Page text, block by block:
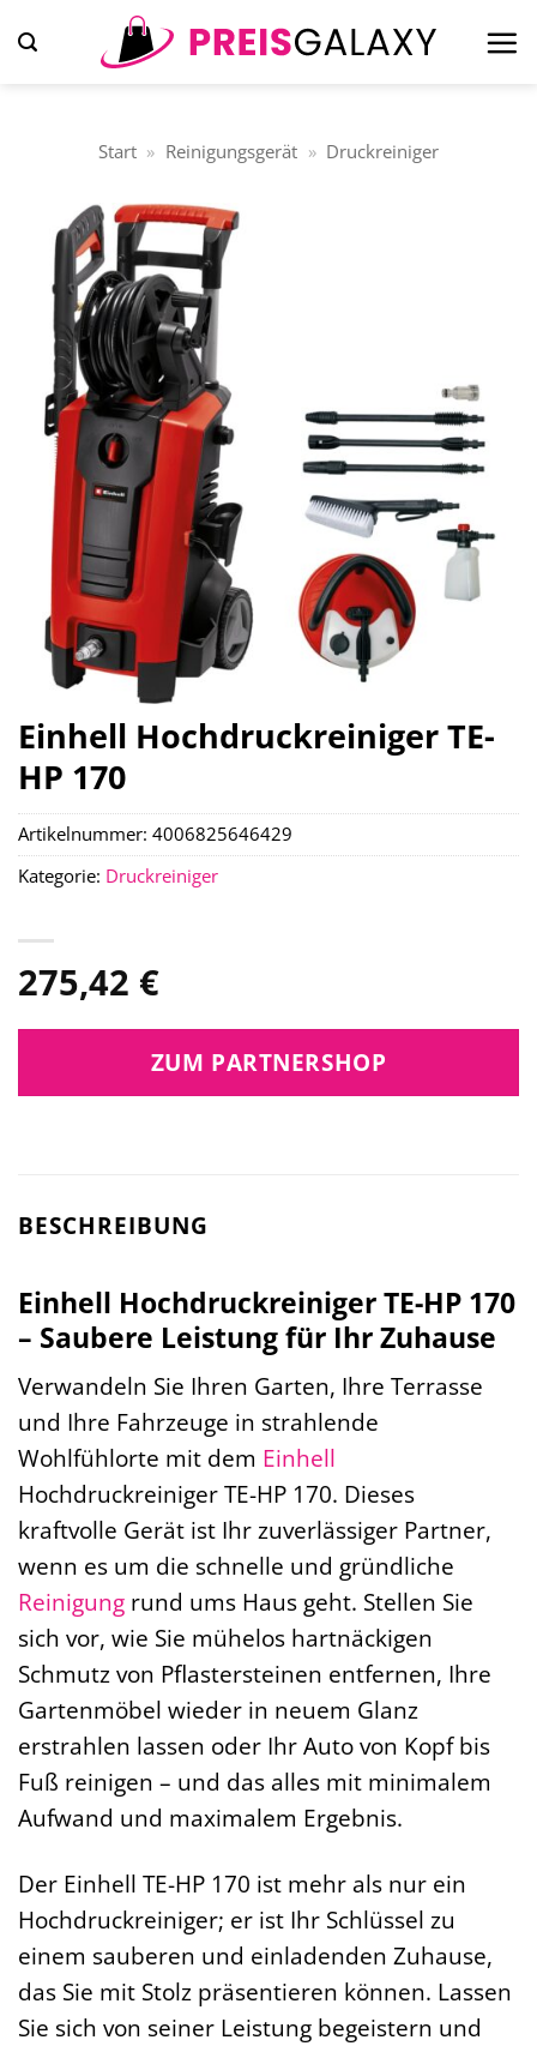
Inhalt
Start » Reinigungsgerät » Druckreiniger
Einhell Hochdruckreiniger TE-
HP 170
275,42 €
ZUM PARTNERSHOP
Artikelnummer: 4006825646429
Kategorie: Druckreiniger
BESCHREIBUNG
Einhell Hochdruckreiniger TE-HP 170
– Saubere Leistung für Ihr Zuhause
Verwandeln Sie Ihren Garten, Ihre Terrasse
und Ihre Fahrzeuge in strahlende
Wohlfühlorte mit dem Einhell
Hochdruckreiniger TE-HP 170. Dieses
kraftvolle Gerät ist Ihr zuverlässiger Partner,
wenn es um die schnelle und gründliche
Reinigung rund ums Haus geht. Stellen Sie
sich vor, wie Sie mühelos hartnäckigen
Schmutz von Pflastersteinen entfernen, Ihre
Gartenmöbel wieder in neuem Glanz
erstrahlen lassen oder Ihr Auto von Kopf bis
Fuß reinigen – und das alles mit minimalem
Aufwand und maximalem Ergebnis.
Der Einhell TE-HP 170 ist mehr als nur ein
Hochdruckreiniger; er ist Ihr Schlüssel zu
einem sauberen und einladenden Zuhause,
das Sie mit Stolz präsentieren können. Lassen
Sie sich von seiner Leistung begeistern und